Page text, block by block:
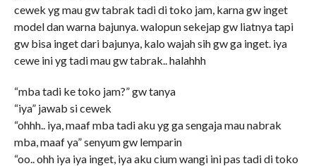
cewek yg mau gw tabrak tadi di toko jam, karna gw inget
model dan warna bajunya. walopun sekejap gw liatnya tapi
gw bisa inget dari bajunya, kalo wajah sih gw ga inget. iya
cewe ini yg tadi mau gw tabrak.. halahhh
“mba tadi ke toko jam?” gw tanya
“iya” jawab si cewek
“ohhh.. iya, maaf mba tadi aku yg ga sengaja mau nabrak
mba, maaf ya” senyum gw lemparin
“oo.. ohh iya iya inget, iya aku cium wangi ini pas tadi di toko